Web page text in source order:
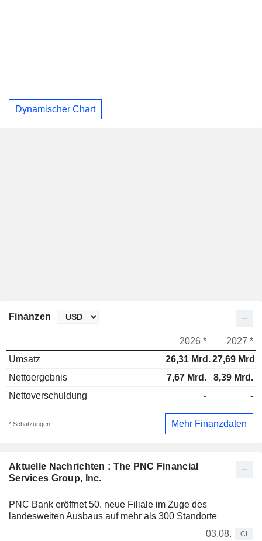
Dynamischer Chart
Aktuelle Nachrichten : The PNC Financial
Services Group, Inc.
PNC Bank eröffnet 50. neue Filiale im Zuge des
landesweiten Ausbaus auf mehr als 300 Standorte
03.08.
CI
Finanzen
2026 *
2027 *
Umsatz
26,31 Mrd.27,69 Mrd.
Nettoergebnis
7,67 Mrd.
8,39 Mrd.
Nettoverschuldung
- -
* Schätzungen Mehr Finanzdaten